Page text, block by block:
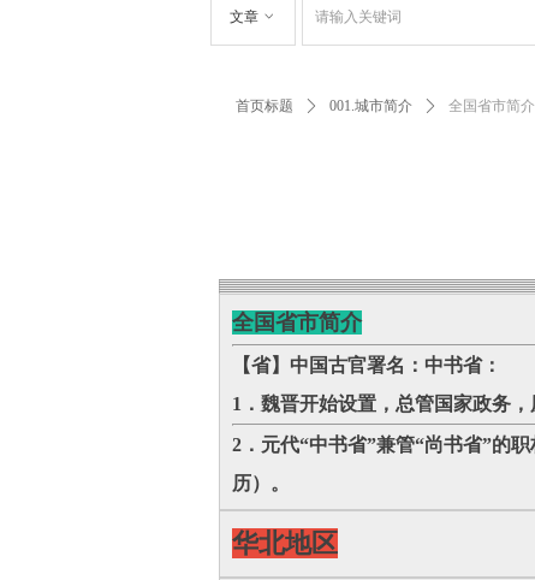
文章 ꀁ
全国省市简介
【省】中国古官署名：中书省：
1．魏晋开始设置，总管国家政务
2．元代“中书省”兼管“尚书省”的
历）。
华北地区
首页标题 ꄲ 001.城市简介 ꄲ 全国省市简介